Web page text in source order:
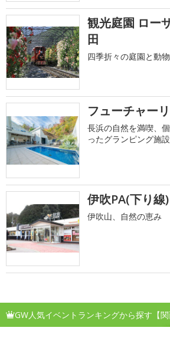
観光庭園 ロー
田
四季折々の庭園と動
フューチャー
長浜の自然を満喫、
ったグランピング施設
伊吹PA(下り線)
伊吹山、自然の恵み
GW人気イベントランキングから探す【関